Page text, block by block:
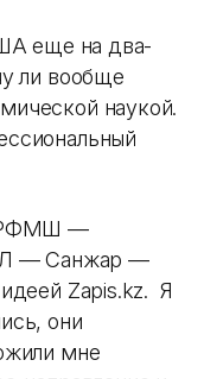
еще на два-
ли вообще
наукой.
РФМШ —
— Санжар —
Zapis.kz. Я
они
мне